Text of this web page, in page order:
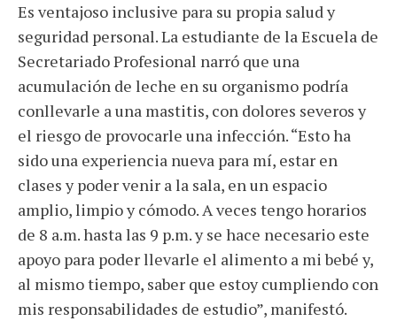
Es ventajoso inclusive para su propia salud y
seguridad personal. La estudiante de la Escuela de
Secretariado Profesional narró que una
acumulación de leche en su organismo podría
conllevarle a una mastitis, con dolores severos y
el riesgo de provocarle una infección. “Esto ha
sido una experiencia nueva para mí, estar en
clases y poder venir a la sala, en un espacio
amplio, limpio y cómodo. A veces tengo horarios
de 8 a.m. hasta las 9 p.m. y se hace necesario este
apoyo para poder llevarle el alimento a mi bebé y,
al mismo tiempo, saber que estoy cumpliendo con
mis responsabilidades de estudio”, manifestó.